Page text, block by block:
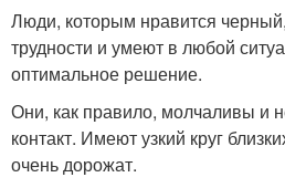
Люди, которым нравится
трудности и умеют в любой
оптимальное решение.
Они, как правило, молчаливы и
контакт. Имеют узкий круг
очень дорожат.